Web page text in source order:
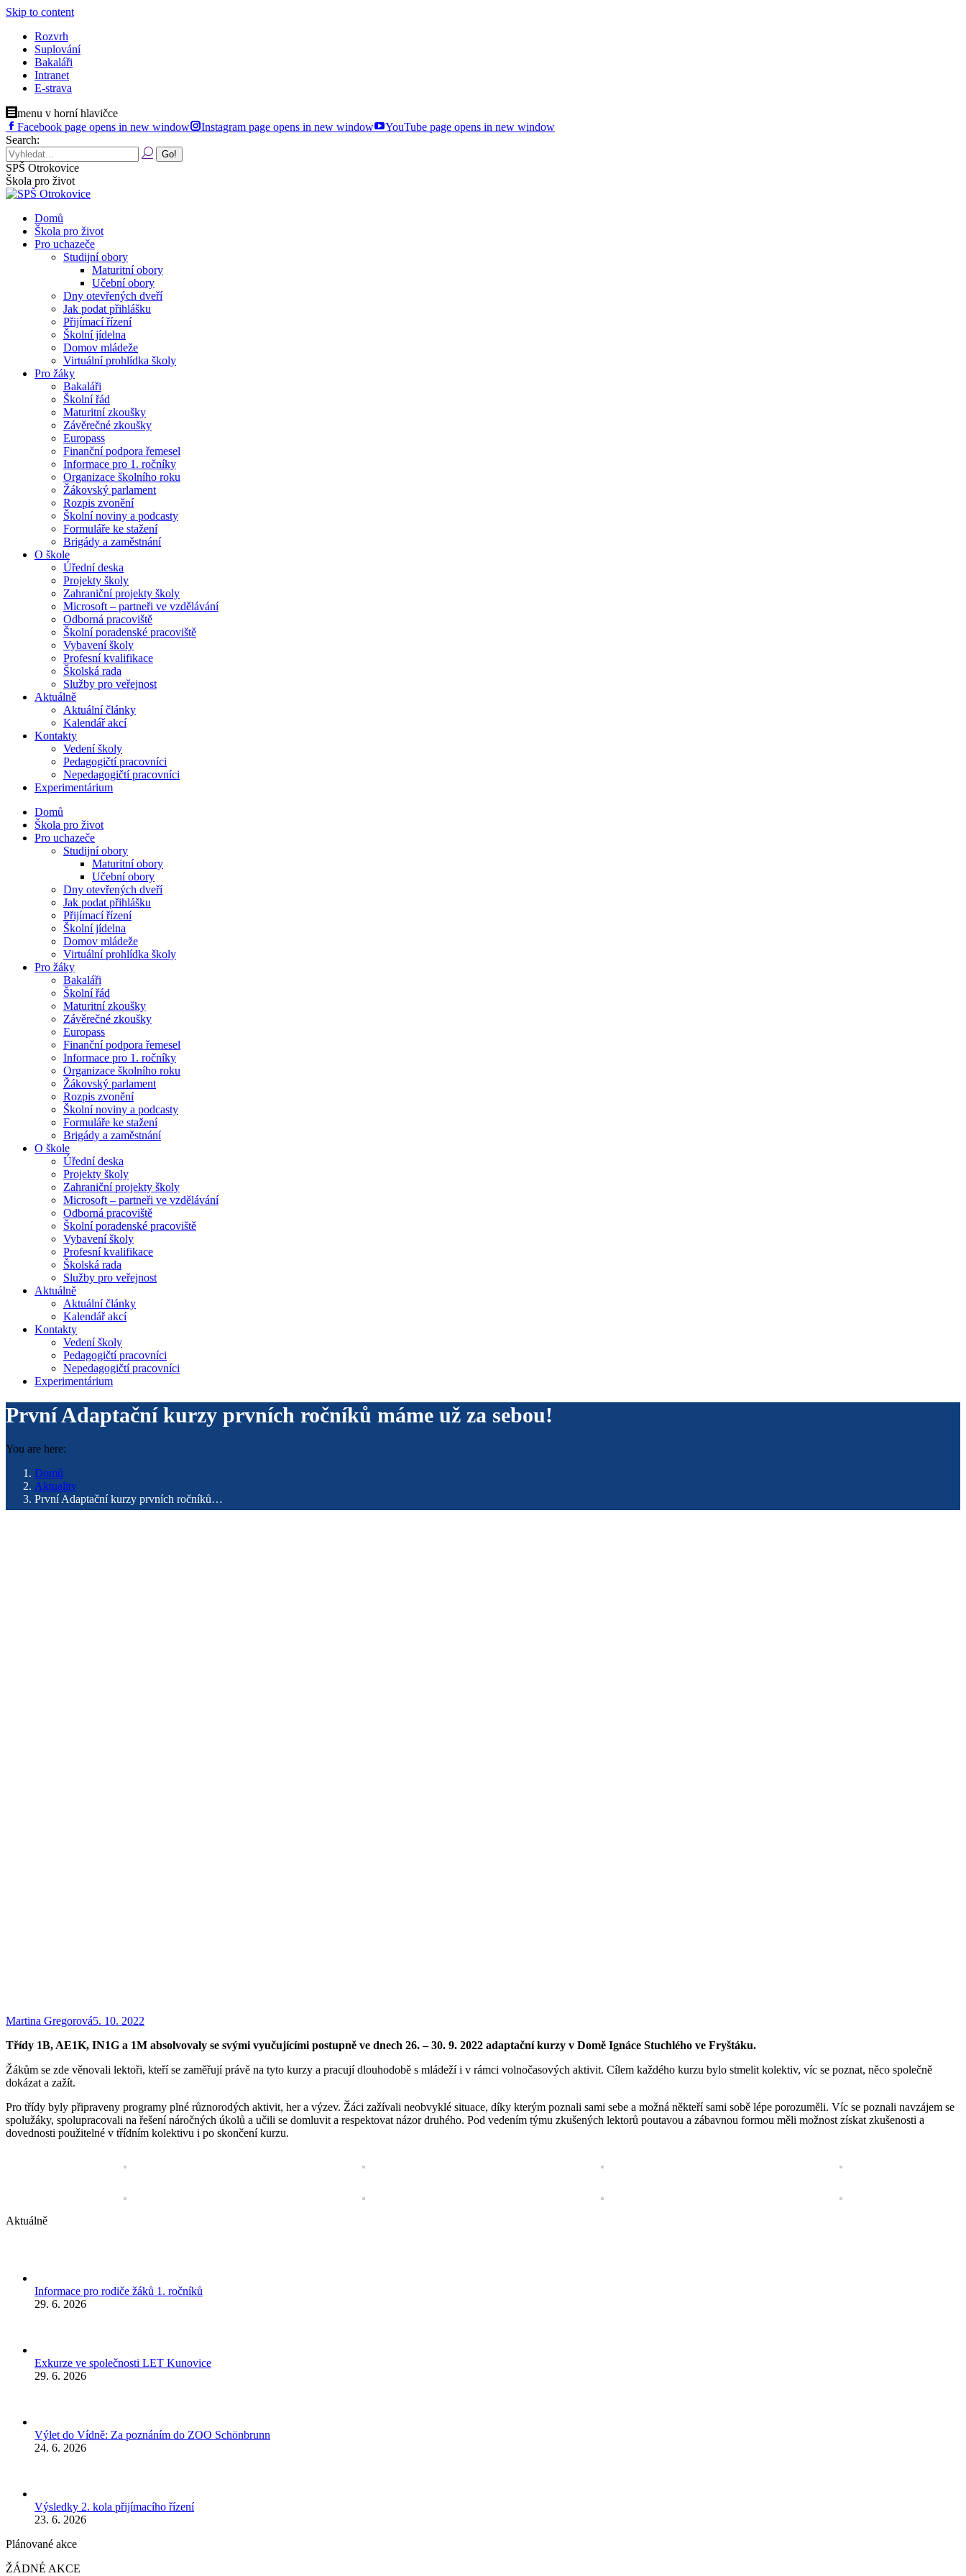
Skip to content
Rozvrh
Suplování
Bakaláři
Intranet
E-strava
menu v horní hlavičce
Facebook page opens in new window
Instagram page opens in new window
YouTube page opens in new window
Search:
SPŠ Otrokovice
Škola pro život
Domů
Škola pro život
Pro uchazeče
Studijní obory
Maturitní obory
Učební obory
Dny otevřených dveří
Jak podat přihlášku
Přijímací řízení
Školní jídelna
Domov mládeže
Virtuální prohlídka školy
Pro žáky
Bakaláři
Školní řád
Maturitní zkoušky
Závěrečné zkoušky
Europass
Finanční podpora řemesel
Informace pro 1. ročníky
Organizace školního roku
Žákovský parlament
Rozpis zvonění
Školní noviny a podcasty
Formuláře ke stažení
Brigády a zaměstnání
O škole
Úřední deska
Projekty školy
Zahraniční projekty školy
Microsoft – partneři ve vzdělávání
Odborná pracoviště
Školní poradenské pracoviště
Vybavení školy
Profesní kvalifikace
Školská rada
Služby pro veřejnost
Aktuálně
Aktuální články
Kalendář akcí
Kontakty
Vedení školy
Pedagogičtí pracovníci
Nepedagogičtí pracovníci
Experimentárium
Domů
Škola pro život
Pro uchazeče
Studijní obory
Maturitní obory
Učební obory
Dny otevřených dveří
Jak podat přihlášku
Přijímací řízení
Školní jídelna
Domov mládeže
Virtuální prohlídka školy
Pro žáky
Bakaláři
Školní řád
Maturitní zkoušky
Závěrečné zkoušky
Europass
Finanční podpora řemesel
Informace pro 1. ročníky
Organizace školního roku
Žákovský parlament
Rozpis zvonění
Školní noviny a podcasty
Formuláře ke stažení
Brigády a zaměstnání
O škole
Úřední deska
Projekty školy
Zahraniční projekty školy
Microsoft – partneři ve vzdělávání
Odborná pracoviště
Školní poradenské pracoviště
Vybavení školy
Profesní kvalifikace
Školská rada
Služby pro veřejnost
Aktuálně
Aktuální články
Kalendář akcí
Kontakty
Vedení školy
Pedagogičtí pracovníci
Nepedagogičtí pracovníci
Experimentárium
První Adaptační kurzy prvních ročníků máme už za sebou!
You are here:
Domů
Aktuality
První Adaptační kurzy prvních ročníků…
Martina Gregorová5. 10. 2022
Třídy 1B, AE1K, IN1G a 1M absolvovaly se svými vyučujícími postupně ve dnech 26. – 30. 9. 2022 adaptační kurzy v Domě Ignáce Stuchlého ve Fryštáku.
Žákům se zde věnovali lektoři, kteří se zaměřují právě na tyto kurzy a pracují dlouhodobě s mládeží i v rámci volnočasových aktivit. Cílem každého kurzu bylo stmelit kolektiv, víc se poznat, něco společně
dokázat a zažít.
Pro třídy byly připraveny programy plné různorodých aktivit, her a výzev. Žáci zažívali neobvyklé situace, díky kterým poznali sami sebe a možná někteří sami sobě lépe porozuměli. Víc se poznali navzájem se
spolužáky, spolupracovali na řešení náročných úkolů a učili se domluvit a respektovat názor druhého. Pod vedením týmu zkušených lektorů poutavou a zábavnou formou měli možnost získat zkušenosti a
dovednosti použitelné v třídním kolektivu i po skončení kurzu.
Aktuálně
Informace pro rodiče žáků 1. ročníků
29. 6. 2026
Exkurze ve společnosti LET Kunovice
29. 6. 2026
Výlet do Vídně: Za poznáním do ZOO Schönbrunn
24. 6. 2026
Výsledky 2. kola přijímacího řízení
23. 6. 2026
Plánované akce
ŽÁDNÉ AKCE